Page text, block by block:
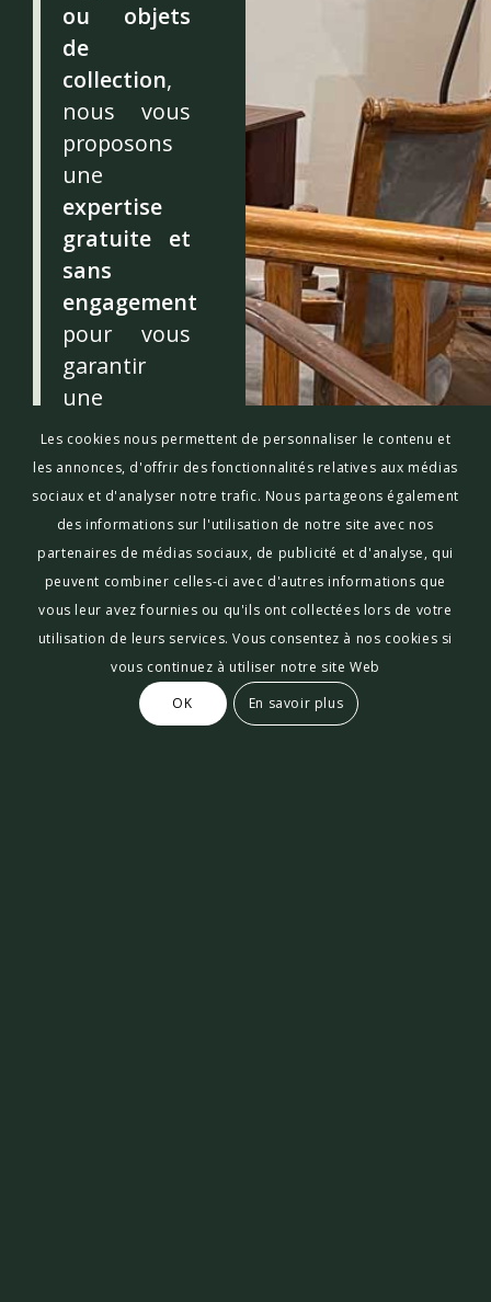
ou objets
de
collection,
nous vous
proposons
une
expertise
gratuite et
sans
engagement
pour vous
garantir
une
estimation
juste et
transparente.
Expertise
&
Estimation
Gratuite
Les cookies nous permettent de personnaliser le contenu et
les annonces, d'offrir des fonctionnalités relatives aux médias
sociaux et d'analyser notre trafic. Nous partageons également
des informations sur l'utilisation de notre site avec nos
partenaires de médias sociaux, de publicité et d'analyse, qui
peuvent combiner celles-ci avec d'autres informations que
vous leur avez fournies ou qu'ils ont collectées lors de votre
utilisation de leurs services. Vous consentez à nos cookies si
vous continuez à utiliser notre site Web
OK
En savoir plus